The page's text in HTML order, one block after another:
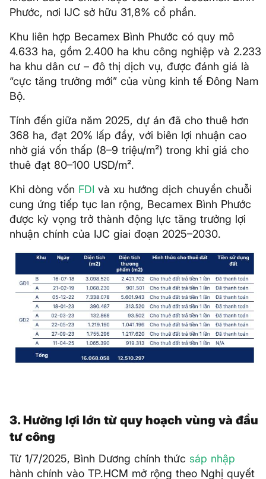
Phước, nơi IJC sở hữu 31,8% cổ phần.
Khu liên hợp Becamex Bình Phước có quy mô
4.633 ha, gồm 2.400 ha khu công nghiệp và 2.233
ha khu dân cư – đô thị dịch vụ, được đánh giá là
“cực tăng trưởng mới” của vùng kinh tế Đông Nam
Bộ.
Tính đến giữa năm 2025, dự án đã cho thuê hơn
368 ha, đạt 20% lấp đầy, với biên lợi nhuận cao
nhờ giá vốn thấp (8–9 triệu/m²) trong khi giá cho
thuê đạt 80–100 USD/m².
Khi dòng vốn FDI và xu hướng dịch chuyển chuỗi
cung ứng tiếp tục lan rộng, Becamex Bình Phước
được kỳ vọng trở thành động lực tăng trưởng lợi
nhuận chính của IJC giai đoạn 2025–2030.
3. Hưởng lợi lớn từ quy hoạch vùng và đầu
tư công
Từ 1/7/2025, Bình Dương chính thức sáp nhập
hành chính vào TP.HCM mở rộng theo Nghị quyết